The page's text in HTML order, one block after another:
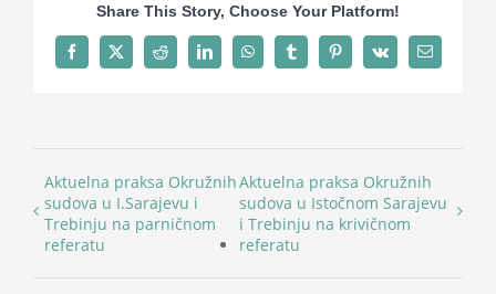
Share This Story, Choose Your Platform!
Facebook
X Reddit LinkedInWhatsAppTumblrPinterest
Vk Email
Aktuelna praksa Okružnih
sudova u I.Sarajevu i
Trebinju na parničnom
referatu
Aktuelna praksa Okružnih
sudova u Istočnom Sarajevu
i Trebinju na krivičnom
referatu